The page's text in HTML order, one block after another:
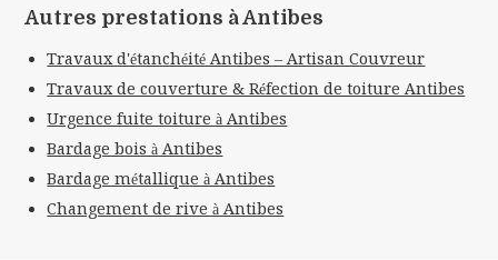
Autres prestations à Antibes
Travaux d'étanchéité Antibes – Artisan Couvreur
Travaux de couverture & Réfection de toiture Antibes
Urgence fuite toiture à Antibes
Bardage bois à Antibes
Bardage métallique à Antibes
Changement de rive à Antibes